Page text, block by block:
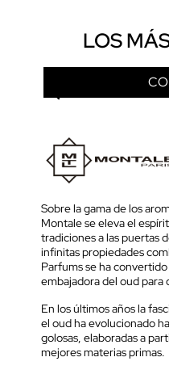
LOS
Sobre la gama de los
Montale se eleva el
tradiciones a las puertas
infinitas propiedades
Parfums se ha
embajadora del oud para
En los últimos años la
el oud ha evolucionado
golosas, elaboradas a
mejores materias primas.